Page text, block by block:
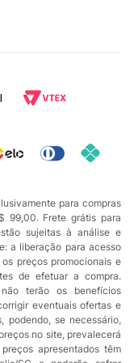
para compras
99,00. Frete grátis para
sujeitas à análise e
a liberação para acesso
preços promocionais e
de efetuar a compra.
terão os benefícios
eventuais ofertas e
podendo, se necessário,
no site, prevalecerá
apresentados têm